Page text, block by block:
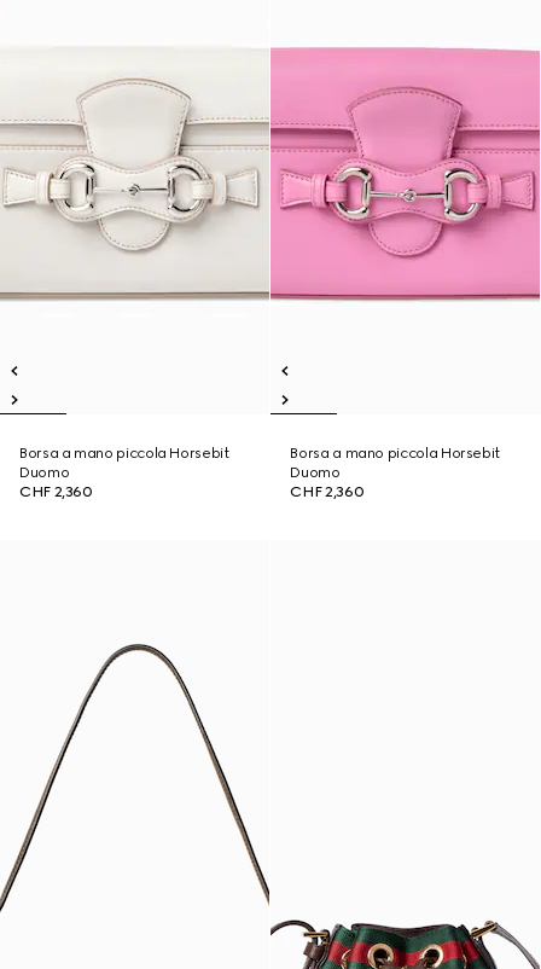
Borsa a mano piccola Horsebit
Duomo
CHF 2,360
Borsa a mano piccola Horsebit
Duomo
CHF 2,360